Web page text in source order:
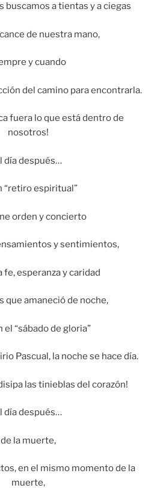
buscamos a tientas y a ciegas
de nuestra mano,
y cuando
del camino para encontrarla.
fuera lo que está dentro de
nosotros!
día después…
“retiro espiritual”
orden y concierto
y sentimientos,
fe, esperanza y caridad
que amaneció de noche,
el “sábado de gloria”
Pascual, la noche se hace día.
las tinieblas del corazón!
día después…
de la muerte,
en el mismo momento de la
muerte,